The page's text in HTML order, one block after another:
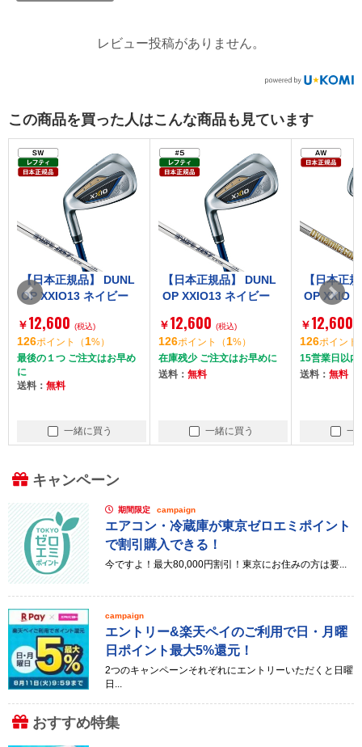
レビュー投稿がありません。
この商品を買った人はこんな商品も見ています
【日本正規品】 DUNL
OP XXIO13 ネイビー
モデル レフティ N.S.P
RO 850GH DST for X
XIO スチールシャフト
SW R
￥12,600 (税込)
126ポイント （1%）
最後の１つ ご注文はお早め
に
送料： 無料
一緒に買う
【日本正規品】 DUNL
OP XXIO13 ネイビー
モデル レフティ N.S.P
RO 850GH DST for X
XIO スチールシャフト
#5 S
￥12,600 (税込)
126ポイント （1%）
在庫残少 ご注文はお早めに
送料： 無料
一緒に買う
【日本正
OP XXIO
24年モデ
ックゴー
ールシャ
0
￥12,600
126ポイント
15営業日以内
送料： 無料
一
キャンペーン
期間限定 campaign
エアコン・冷蔵庫が東京ゼロエミポイント
で割引購入できる！
今ですよ！最大80,000円割引！東京にお住みの方は要...
campaign
エントリー&楽天ペイのご利用で日・月曜
日ポイント最大5%還元！
2つのキャンペーンそれぞれにエントリーいただくと日曜
日...
おすすめ特集